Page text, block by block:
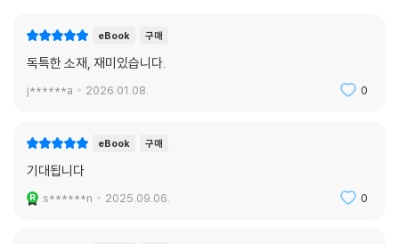
eBook 구매
독특한 소재, 재미있습니다.
j******a 2026.01.08. 0
eBook 구매
기대됩니다
s******n 2025.09.06. 0